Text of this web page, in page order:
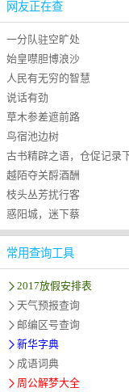
网友正在查
一分队驻空旷处
始皇噤胆博浪沙
人民有无穷的智慧
说话有劲
草木参差遮前路
鸟宿池边树
古书精辟之语，仓促记录
越陌夺关酹酒酬
枝头丛芳扰行客
惑阳城，迷下蔡
常用查询工具
2017放假安排表
天气预报查询
邮编区号查询
新华字典
成语词典
周公解梦大全